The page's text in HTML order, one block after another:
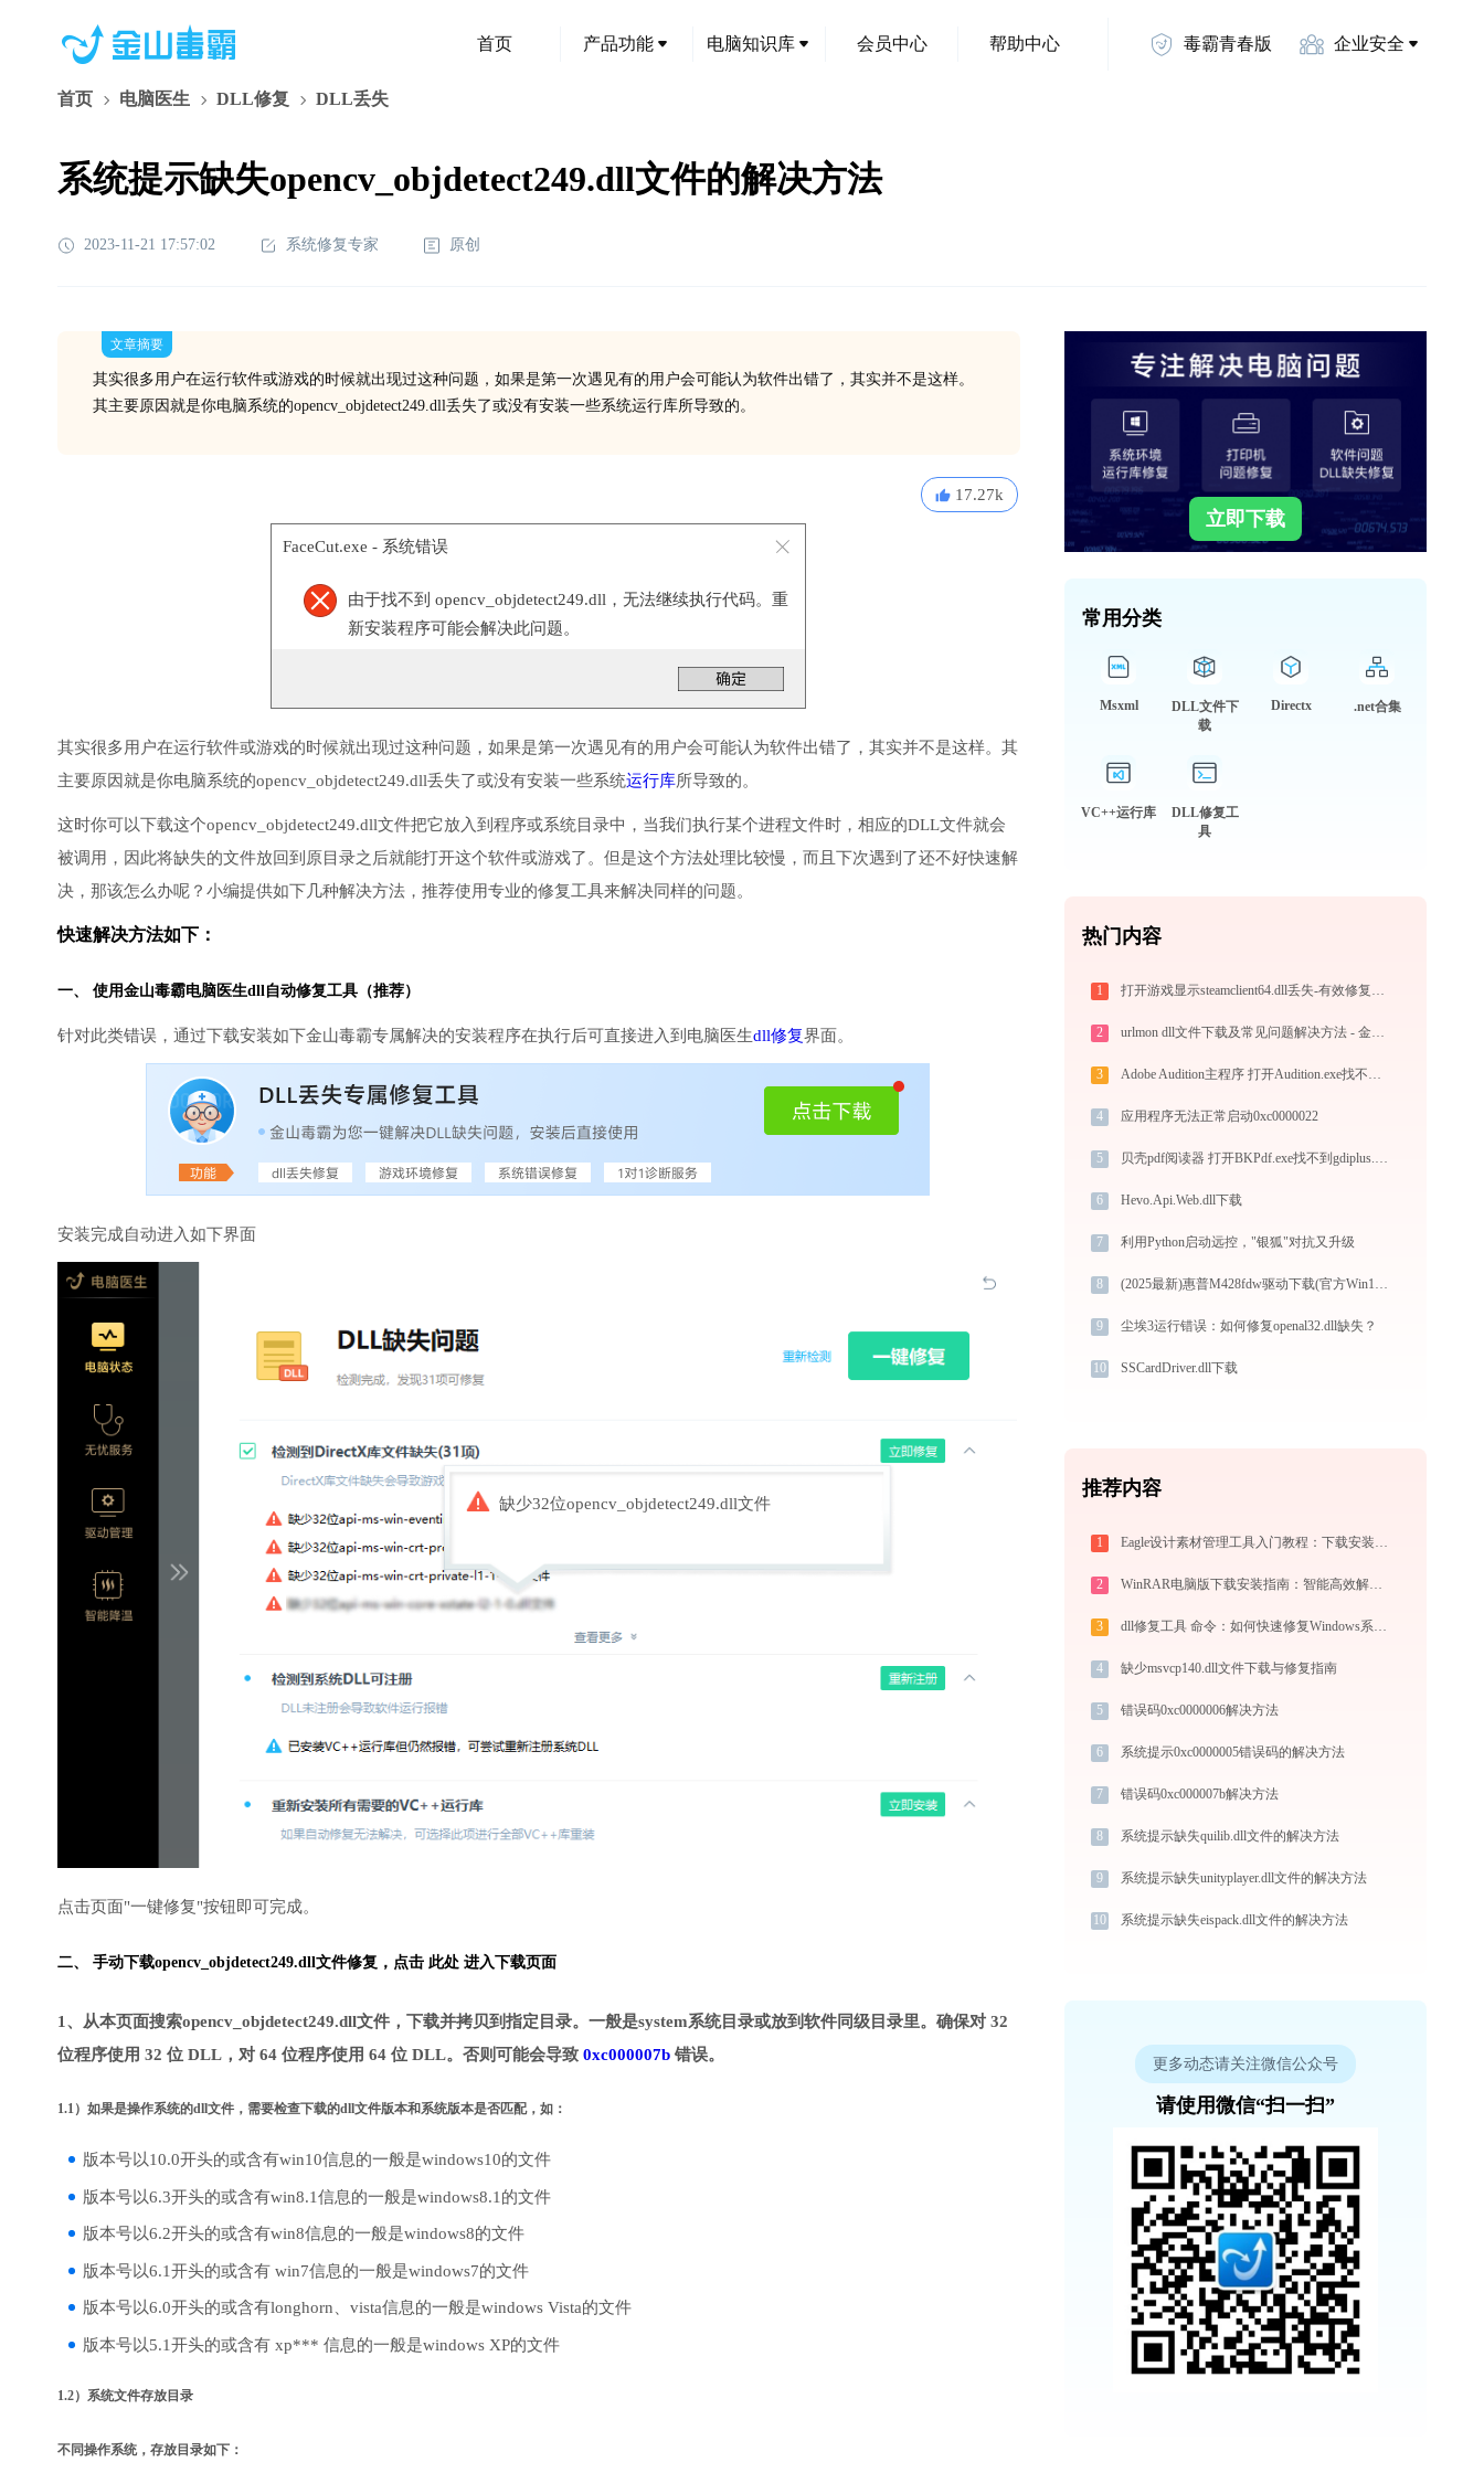
首页 产品功能 电脑知识库 会员中心 帮助中心 毒霸青春版 企业安全
首页 电脑医生 DLL修复 DLL丢失
系统提示缺失opencv_objdetect249.dll文件的解决方法
2023-11-21 17:57:02 系统修复专家 原创
文章摘要
其实很多用户在运行软件或游戏的时候就出现过这种问题，如果是第一次遇见有的用户会可能认为软件出错了，其实并不是这样。
其主要原因就是你电脑系统的opencv_objdetect249.dll丢失了或没有安装一些系统运行库所导致的。
17.27k
FaceCut.exe - 系统错误
由于找不到 opencv_objdetect249.dll，无法继续执行代码。重
新安装程序可能会解决此问题。
其实很多用户在运行软件或游戏的时候就出现过这种问题，如果是第一次遇见有的用户会可能认为软件出错了，其实并不是这样。其
主要原因就是你电脑系统的opencv_objdetect249.dll丢失了或没有安装一些系统运行库所导致的。
这时你可以下载这个opencv_objdetect249.dll文件把它放入到程序或系统目录中，当我们执行某个进程文件时，相应的DLL文件就会
被调用，因此将缺失的文件放回到原目录之后就能打开这个软件或游戏了。但是这个方法处理比较慢，而且下次遇到了还不好快速解
决，那该怎么办呢？小编提供如下几种解决方法，推荐使用专业的修复工具来解决同样的问题。
快速解决方法如下：
一、 使用金山毒霸电脑医生dll自动修复工具（推荐）
针对此类错误，通过下载安装如下金山毒霸专属解决的安装程序在执行后可直接进入到电脑医生dll修复界面。
安装完成自动进入如下界面
缺少32位opencv_objdetect249.dll文件
点击页面"一键修复"按钮即可完成。
二、 手动下载opencv_objdetect249.dll文件修复， 点击 此处 进入下载页面
1、从本页面搜索opencv_objdetect249.dll文件，下载并拷贝到指定目录。一般是system系统目录或放到软件同级目录里。确保对 32
位程序使用 32 位 DLL，对 64 位程序使用 64 位 DLL。否则可能会导致 0xc000007b 错误。
1.1）如果是操作系统的dll文件，需要检查下载的dll文件版本和系统版本是否匹配，如：
版本号以10.0开头的或含有win10信息的一般是windows10的文件
版本号以6.3开头的或含有win8.1信息的一般是windows8.1的文件
版本号以6.2开头的或含有win8信息的一般是windows8的文件
版本号以6.1开头的或含有 win7信息的一般是windows7的文件
版本号以6.0开头的或含有longhorn、vista信息的一般是windows Vista的文件
版本号以5.1开头的或含有 xp*** 信息的一般是windows XP的文件
1.2）系统文件存放目录
不同操作系统，存放目录如下：
立即下载
常用分类
Msxml
DLL文件下
载
Directx .net合集
VC++运行库
DLL修复工
具
热门内容
1 打开游戏显示steamclient64.dll丢失-有效修复方式
2 urlmon dll文件下载及常见问题解决方法 - 金山毒霸
3 Adobe Audition主程序 打开Audition.exe找不到msvcp71.dll怎么办
4 应用程序无法正常启动0xc0000022
5 贝壳pdf阅读器 打开BKPdf.exe找不到gdiplus.dll怎么办
6 Hevo.Api.Web.dll下载
7 利用Python启动远控，"银狐"对抗又升级
8 (2025最新)惠普M428fdw驱动下载(官方Win10/Win11支持)
9 尘埃3运行错误：如何修复openal32.dll缺失？
10 SSCardDriver.dll下载
推荐内容
1 Eagle设计素材管理工具入门教程：下载安装与核心功能详解
2 WinRAR电脑版下载安装指南：智能高效解压缩，安全守护文件传输与归档
3 dll修复工具 命令：如何快速修复Windows系统错误
4 缺少msvcp140.dll文件下载与修复指南
5 错误码0xc0000006解决方法
6 系统提示0xc0000005错误码的解决方法
7 错误码0xc000007b解决方法
8 系统提示缺失quilib.dll文件的解决方法
9 系统提示缺失unityplayer.dll文件的解决方法
10 系统提示缺失eispack.dll文件的解决方法
更多动态请关注微信公众号
请使用微信“扫一扫”